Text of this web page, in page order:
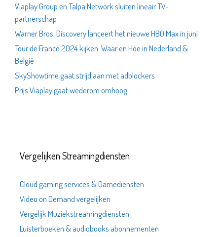
Viaplay Group en Talpa Network sluiten lineair TV-
partnerschap
Warner Bros. Discovery lanceert het nieuwe HBO Max in juni
Tour de France 2024 kijken: Waar en Hoe in Nederland &
België
SkyShowtime gaat strijd aan met adblockers
Prijs Viaplay gaat wederom omhoog
Vergelijken Streamingdiensten
Cloud gaming services & Gamediensten
Video on Demand vergelijken
Vergelijk Muziekstreamingdiensten
Luisterboeken & audiobooks abonnementen